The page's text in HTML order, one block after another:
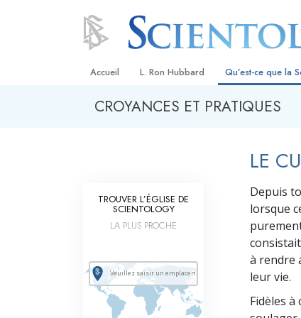
Accueil L. Ron Hubbard Qu’est-ce que la
Croyances et
Les
Rencontrez un
À l’intérieur
Les principes de
Scientologie
CROYANCES ET PRATIQUES
LE
Depuis
lorsque
à rendre
leur vie.
Fidèles
TROUVER L’ÉGLISE DE
SCIENTOLOGY
LA PLUS PROCHE